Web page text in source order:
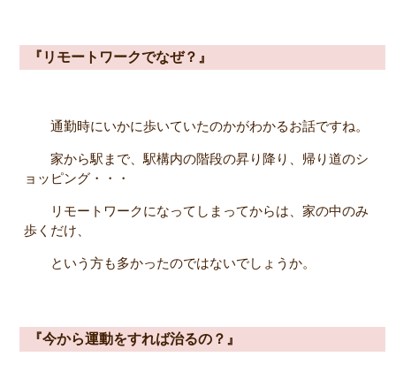
『リモートワークでなぜ？』
通勤時にいかに歩いていたのかがわかるお話ですね。
家から駅まで、駅構内の階段の昇り降り、帰り道のシ
ョッピング・・・
リモートワークになってしまってからは、家の中のみ
歩くだけ、
という方も多かったのではないでしょうか。
『今から運動をすれば治るの？』